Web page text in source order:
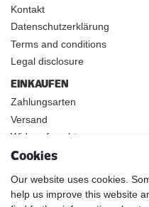
Kontakt
Datenschutzerklärung
Terms and conditions
Legal disclosure
EINKAUFEN
Zahlungsarten
Versand
Widerrufsrecht
INFOS
Kundenanwendungen
Physikalische Eigenschaften
Cookies
Our website uses cookies.
help us improve this website